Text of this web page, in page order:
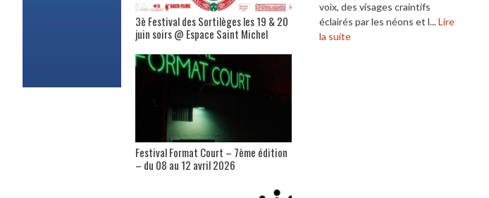
voix, des visages craintifs
éclairés par les néons et l...Lire
la suite
3è Festival des Sortilèges les 19 & 20
juin soirs @ Espace Saint Michel
Festival Format Court – 7ème édition
– du 08 au 12 avril 2026